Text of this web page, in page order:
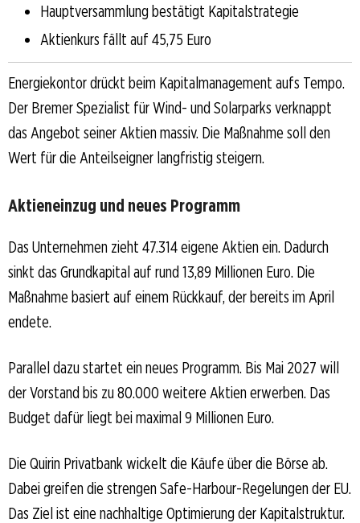
Hauptversammlung bestätigt Kapitalstrategie
Aktienkurs fällt auf 45,75 Euro
Energiekontor drückt beim Kapitalmanagement aufs Tempo.
Der Bremer Spezialist für Wind- und Solarparks verknappt
das Angebot seiner Aktien massiv. Die Maßnahme soll den
Wert für die Anteilseigner langfristig steigern.
Aktieneinzug und neues Programm
Das Unternehmen zieht 47.314 eigene Aktien ein. Dadurch
sinkt das Grundkapital auf rund 13,89 Millionen Euro. Die
Maßnahme basiert auf einem Rückkauf, der bereits im April
endete.
Parallel dazu startet ein neues Programm. Bis Mai 2027 will
der Vorstand bis zu 80.000 weitere Aktien erwerben. Das
Budget dafür liegt bei maximal 9 Millionen Euro.
Die Quirin Privatbank wickelt die Käufe über die Börse ab.
Dabei greifen die strengen Safe-Harbour-Regelungen der EU.
Das Ziel ist eine nachhaltige Optimierung der Kapitalstruktur.